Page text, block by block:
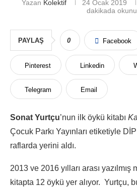
Yazan Kolektif 24 Ocak 2019
dakikada
PAYLAŞ 0 Facebook
Pinterest Linkedin
Telegram Email
Sonat Yurtçu’nun ilk öykü kitabı
Çocuk Parkı Yayınları etiketiyle
raflarda yerini aldı.
2013 ve 2016 yılları arası
kitapta 12 öykü yer alıyor. Yurtçu,